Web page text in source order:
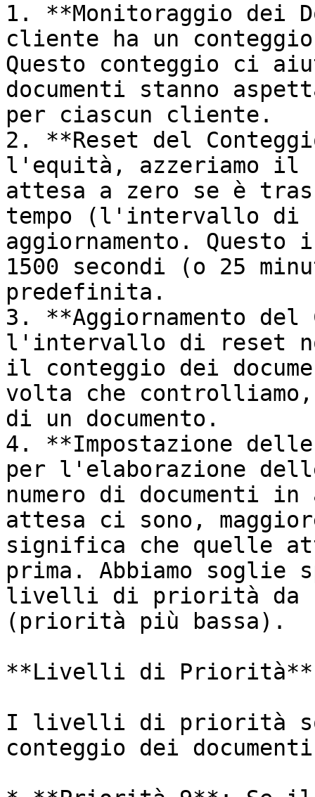
1. **Monitoraggio dei
cliente ha un
Questo conteggio ci
documenti stanno
per ciascun cliente.
2. **Reset del
l'equità, azzeriamo il
attesa a zero se è
tempo (l'intervallo di
aggiornamento.
1500 secondi (o 25
predefinita.
3. **Aggiornamento del
l'intervallo di reset
il conteggio dei
volta che
di un documento.
4. **Impostazione
per l'elaborazione
numero di documenti
attesa ci sono,
significa che quelle
prima. Abbiamo soglie
livelli di priorità da
(priorità più bassa).
**Livelli di Priorità**
I livelli di priorità
conteggio dei